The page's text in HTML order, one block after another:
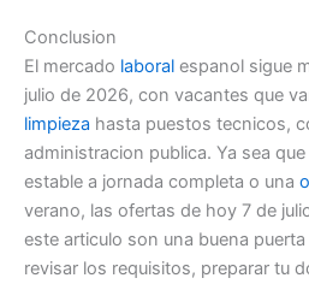
Conclusion
El mercado laboral espanol sigue
julio de 2026, con vacantes que
limpieza hasta puestos tecnicos,
administracion publica. Ya sea
estable a jornada completa o una
verano, las ofertas de hoy 7 de
este articulo son una buena
revisar los requisitos, preparar tu